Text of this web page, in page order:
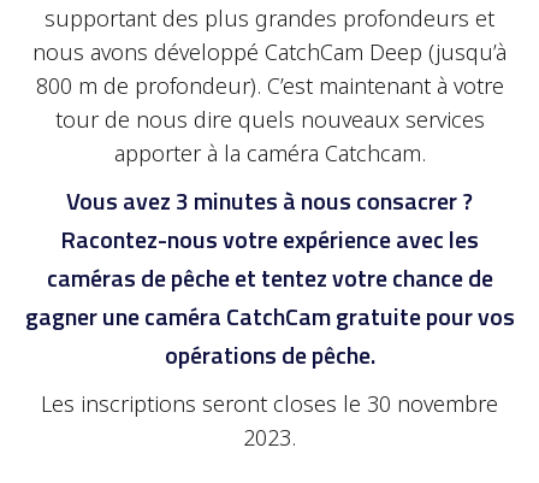
supportant des plus grandes profondeurs et
nous avons développé CatchCam Deep (jusqu’à
800 m de profondeur). C’est maintenant à votre
tour de nous dire quels nouveaux services
apporter à la caméra Catchcam.
Vous avez 3 minutes à nous consacrer ?
Racontez-nous votre expérience avec les
caméras de pêche et tentez votre chance de
gagner une caméra CatchCam gratuite pour vos
opérations de pêche.
Les inscriptions seront closes le 30 novembre
2023.